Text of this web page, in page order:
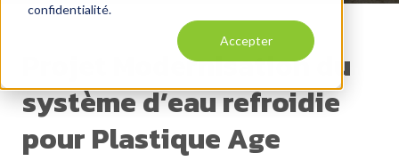
confidentialité.
Accepter
Projet Modernisation du
système d’eau refroidie
pour Plastique Age